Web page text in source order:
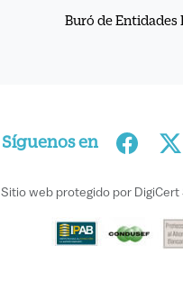
Buró de Entidades
Síguenos en
Sitio web protegido por DigiCert